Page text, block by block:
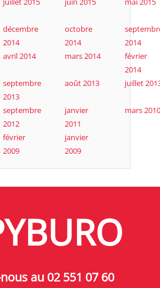
décembre
2014
octobre
2014
2014
avril 2014 mars 2014
février
2014
septembre
2013
août 2013 juillet
septembre
2012
janvier
2011
mars 2010
février
2009
janvier
2009
au 02 551 07 60